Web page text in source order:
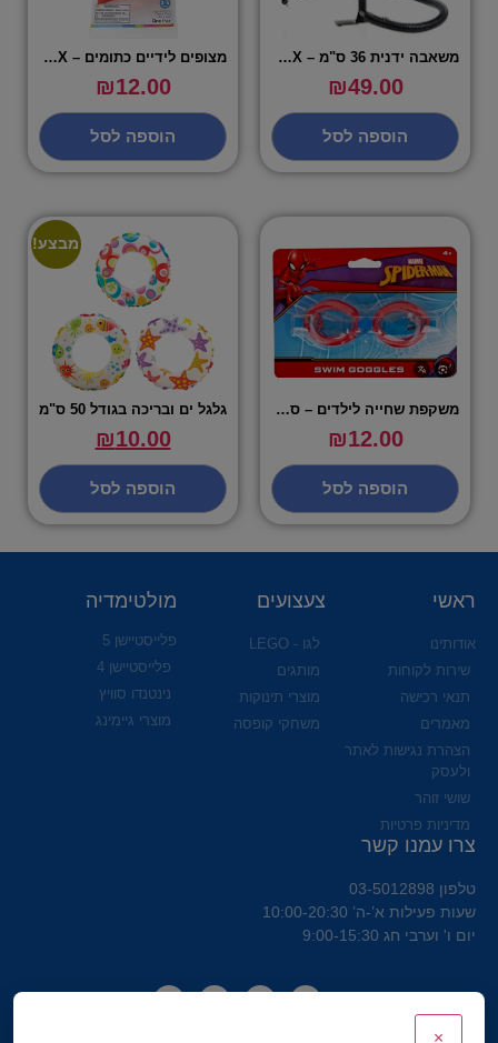
משאבה ידנית 36 ס"מ – INTEX
₪49.00
הוספה לסל
מצופים לידיים כתומים – INTEX
₪12.00
הוספה לסל
משקפת שחייה לילדים – ספיידרמן
₪12.00
הוספה לסל
מבצע!
גלגל ים ובריכה בגודל 50 ס"מ
₪10.00
הוספה לסל
ראשי
אודותינו
שירות לקוחות
תנאי רכישה
מאמרים
הצהרת נגישות לאתר
ולעסק
שושי זוהר
מדיניות פרטיות
צעצועים
לגו - LEGO
מותגים
מוצרי תינוקות
משחקי קופסה
מולטימדיה
פלייסטיישן 5
פלייסטיישן 4
נינטנדו סוויץ
מוצרי גיימינג
צרו עמנו קשר
טלפון 03-5012898
שעות פעילות א’-ה’ 10:00-20:30
יום ו' וערבי חג 9:00-15:30
×